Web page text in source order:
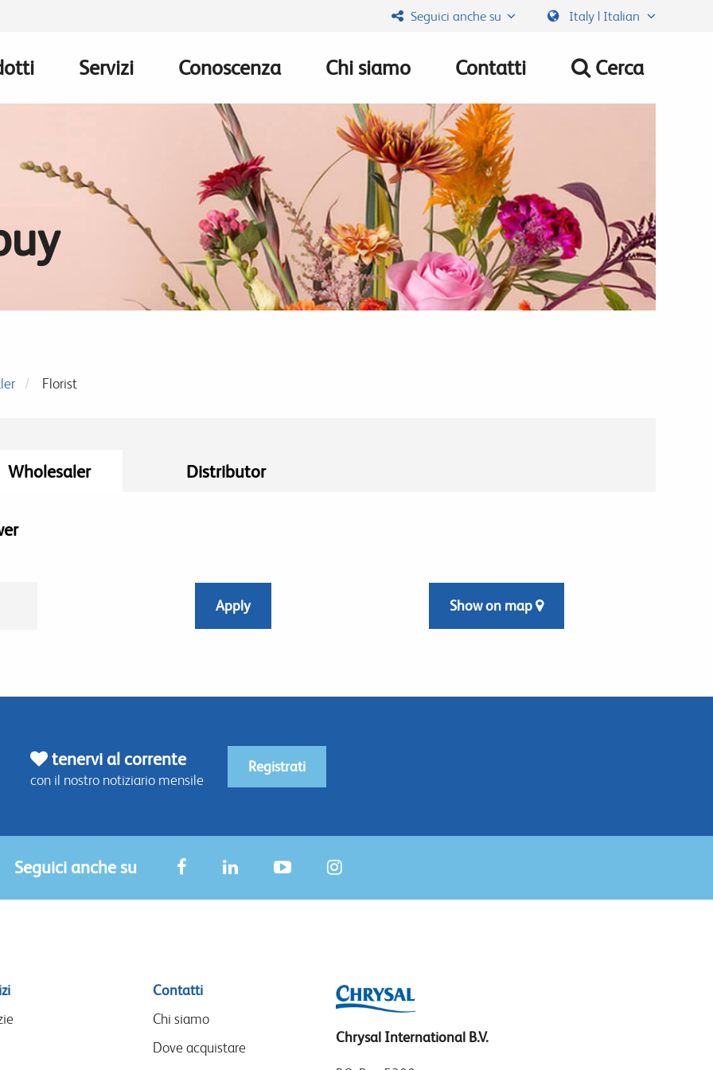
Seguici anche su Italy | Italian
Servizi Conoscenza Chi siamo Contatti Cerca
Florist
Wholesaler Distributor
Show on map
tenervi al corrente
con il nostro notiziario mensile
Registrati
Seguici anche su
Contatti
Chi siamo
Dove acquistare
Chrysal International B.V.